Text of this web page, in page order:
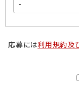
応募には利用規約及